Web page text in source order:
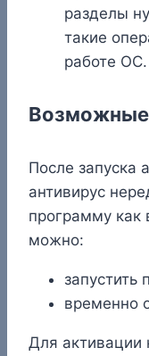
разделы
такие
работе ОС.
После запуска
антивирус
программу как
можно:
запустить
временно
Для активации